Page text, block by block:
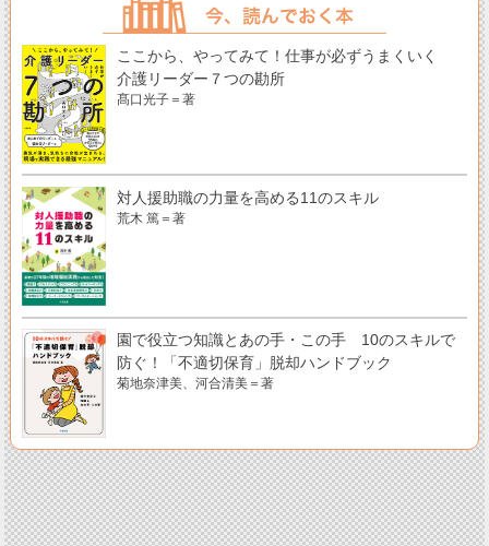
ここから、やってみて！仕事が必ずうまくいく
介護リーダー７つの勘所
髙口光子＝著
対人援助職の力量を高める11のスキル
荒木 篤＝著
園で役立つ知識とあの手・この手 10のスキルで
防ぐ！「不適切保育」脱却ハンドブック
菊地奈津美、河合清美＝著